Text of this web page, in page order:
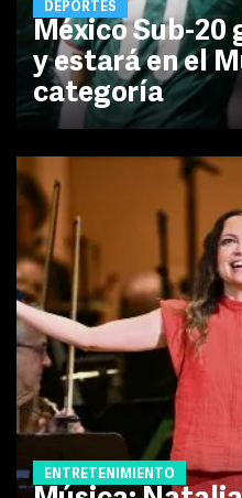
DEPORTES
México Sub-20
y estará en el
categoría
ENTRETENIMIENTO